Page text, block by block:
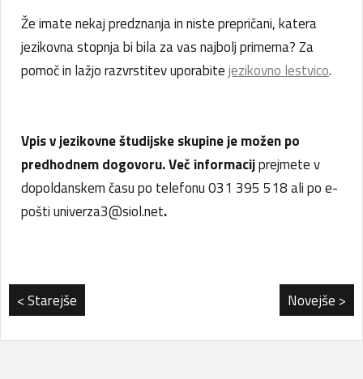
Že imate nekaj predznanja in niste prepričani, katera
jezikovna stopnja bi bila za vas najbolj primerna? Za
pomoč in lažjo razvrstitev uporabitejezikovno lestvico.
Vpis v jezikovne študijske skupine je možen po
predhodnem dogovoru. Več informacijprejmete v
dopoldanskem času po telefonu 031 395 518 ali po e-
pošti univerza3@siol.net.
< Starejše Novejše >